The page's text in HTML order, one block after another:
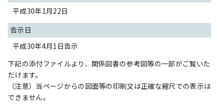
平成30年1月22日
告示日
平成30年4月1日告示
下記の添付ファイルより、関係図書の参考図等の一部がご覧いた
だけます。
（注意）当ページからの図面等の印刷又は正確な縮尺での表示は
できません。